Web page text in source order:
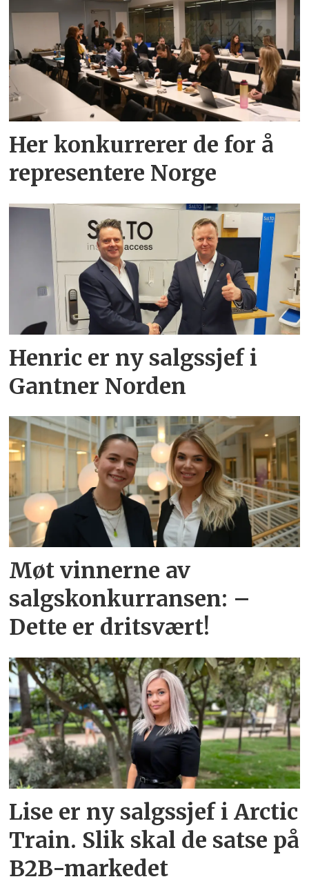
Her konkurrerer de for å
representere Norge
Henric er ny salgssjef i
Gantner Norden
Møt vinnerne av
salgskonkurransen: –
Dette er dritsvært!
Lise er ny salgssjef i Arctic
Train. Slik skal de satse på
B2B-markedet